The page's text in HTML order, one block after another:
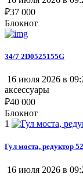
₽37 000
Блокнот
34/7 2D0525155G
16 июля 2026 в
аксессуары
₽40 000
Блокнот
1
Гул моста, редуктор
16 июля 2026 в